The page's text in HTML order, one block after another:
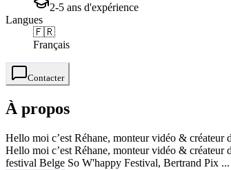
2-5 ans d'expérience
Langues
🇫🇷
Français
Contacter
À propos
Hello moi c’est Réhane, monteur vidéo & créateur
Hello moi c’est Réhane, monteur vidéo & créateur
festival Belge So W'happy Festival, Bertrand Pix ...